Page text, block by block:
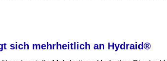
sich mehrheitlich an Hydraid®